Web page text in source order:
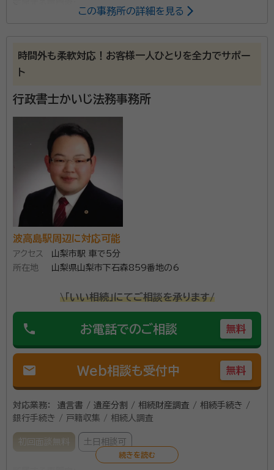
当事務所は、主に遺産相続や遺言作成など相続遺言手
続きのサポートを行っております。 お忙しい社会人の方
もお気軽に相談できるよう土日も含め業務に対応させ
(相談のみの場合は有料)はいただいておりません。 相
談料を気にすることなく、なんでもお気軽にご相談くだ
行政書士
所属団体： 山梨県行政書士会
この事務所の詳細を見る
時間外も柔軟対応！お客様一人ひとりを全力でサポー
ト
行政書士かいじ法務事務所
波高島駅周辺に対応可能
アクセス
山梨市駅 車で5分
所在地
山梨県山梨市下石森859番地の6
\「いい相続」にてご相談を承ります/
phone お電話でのご相談 無料
mail Web相談も受付中 無料
対応業務：
遺言書 / 遺産分割 / 相続財産調査 / 相続手続き /
銀行手続き / 戸籍収集 / 相続人調査
初回面談無料 土日相談可